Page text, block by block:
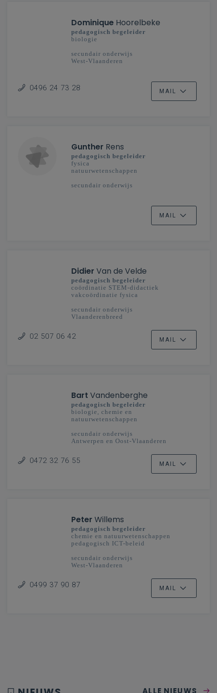
Dominique Hoorelbeke
pedagogisch begeleider
biologie
secundair onderwijs
West-Vlaanderen
0496 24 73 28 MAIL
Gunther Rens
pedagogisch begeleider
fysica
natuurwetenschappen
secundair onderwijs
MAIL
Didier Van de Velde
pedagogisch begeleider
coördinatie STEM-didactiek
vakcoördinatie fysica
secundair onderwijs
Vlaanderenbreed
02 507 06 42 MAIL
Bart Vandenberghe
pedagogisch begeleider
biologie, chemie en
natuurwetenschappen
secundair onderwijs
Antwerpen en Oost-Vlaanderen
0472 32 76 55 MAIL
Peter Willems
pedagogisch begeleider
chemie en natuurwetenschappen
pedagogisch ICT-beleid
secundair onderwijs
West-Vlaanderen
0499 37 90 87 MAIL
ALLE NIEUWS